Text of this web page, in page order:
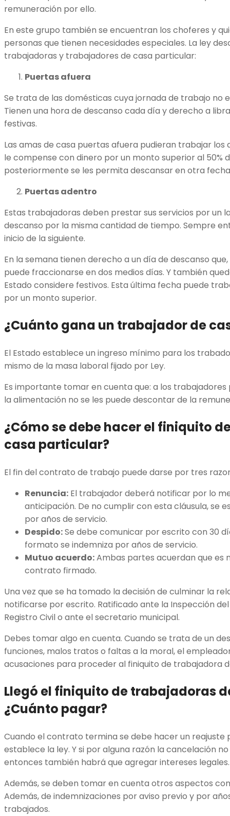
remuneración por ello.
En este grupo también se encuentran los choferes y
personas que tienen necesidades especiales. La ley
trabajadoras y trabajadores de casa particular:
Puertas afuera
Se trata de las domésticas cuya jornada de trabajo no
Tienen una hora de descanso cada día y derecho a
festivas.
Las amas de casa puertas afuera pudieran trabajar los
le compense con dinero por un monto superior al 50%
posteriormente se les permita descansar en otra
Puertas adentro
Estas trabajadoras deben prestar sus servicios por un
descanso por la misma cantidad de tiempo. Sempre
inicio de la siguiente.
En la semana tienen derecho a un día de descanso
puede fraccionarse en dos medios días. Y también
Estado considere festivos. Esta última fecha puede
por un monto superior.
¿Cuánto gana un trabajador de
El Estado establece un ingreso mínimo para los
mismo de la masa laboral fijado por Ley.
Es importante tomar en cuenta que: a los
la alimentación no se les puede descontar de la
¿Cómo se debe hacer el finiquito
casa particular?
El fin del contrato de trabajo puede darse por tres
Renuncia: El trabajador deberá notificar por lo
anticipación. De no cumplir con esta cláusula, se
por años de servicio.
Despido:Se debe comunicar por escrito con 30
formato se indemniza por años de servicio.
Mutuo acuerdo:Ambas partes acuerdan que es
contrato firmado.
Una vez que se ha tomado la decisión de culminar la
notificarse por escrito. Ratificado ante la Inspección
Registro Civil o ante el secretario municipal.
Debes tomar algo en cuenta. Cuando se trata de un
funciones, malos tratos o faltas a la moral, el
acusaciones para proceder al finiquito de trabajadora
Llegó el finiquito de trabajadoras
¿Cuánto pagar?
Cuando el contrato termina se debe hacer un reajuste
establece la ley. Y si por alguna razón la cancelación
entonces también habrá que agregar intereses
Además, se deben tomar en cuenta otros aspectos
Además, de indemnizaciones por aviso previo y por
trabajados.